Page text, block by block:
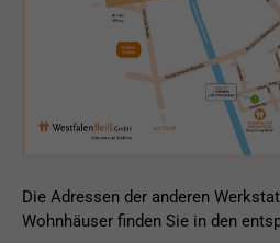
Die Adressen der anderen
Wohnhäuser finden Sie in den